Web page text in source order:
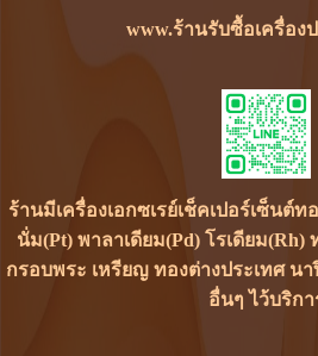
www.ร้านรับซื้อเครื่อง
ร้านมีเครื่องเอกซเรย์เช็คเปอร์เซ็นต์
นั่ม(Pt) พาลาเดียม(Pd) โรเดียม(Rh)
กรอบพระ เหรียญ ทองต่างประเทศ น
อื่นๆ ไว้บริกา